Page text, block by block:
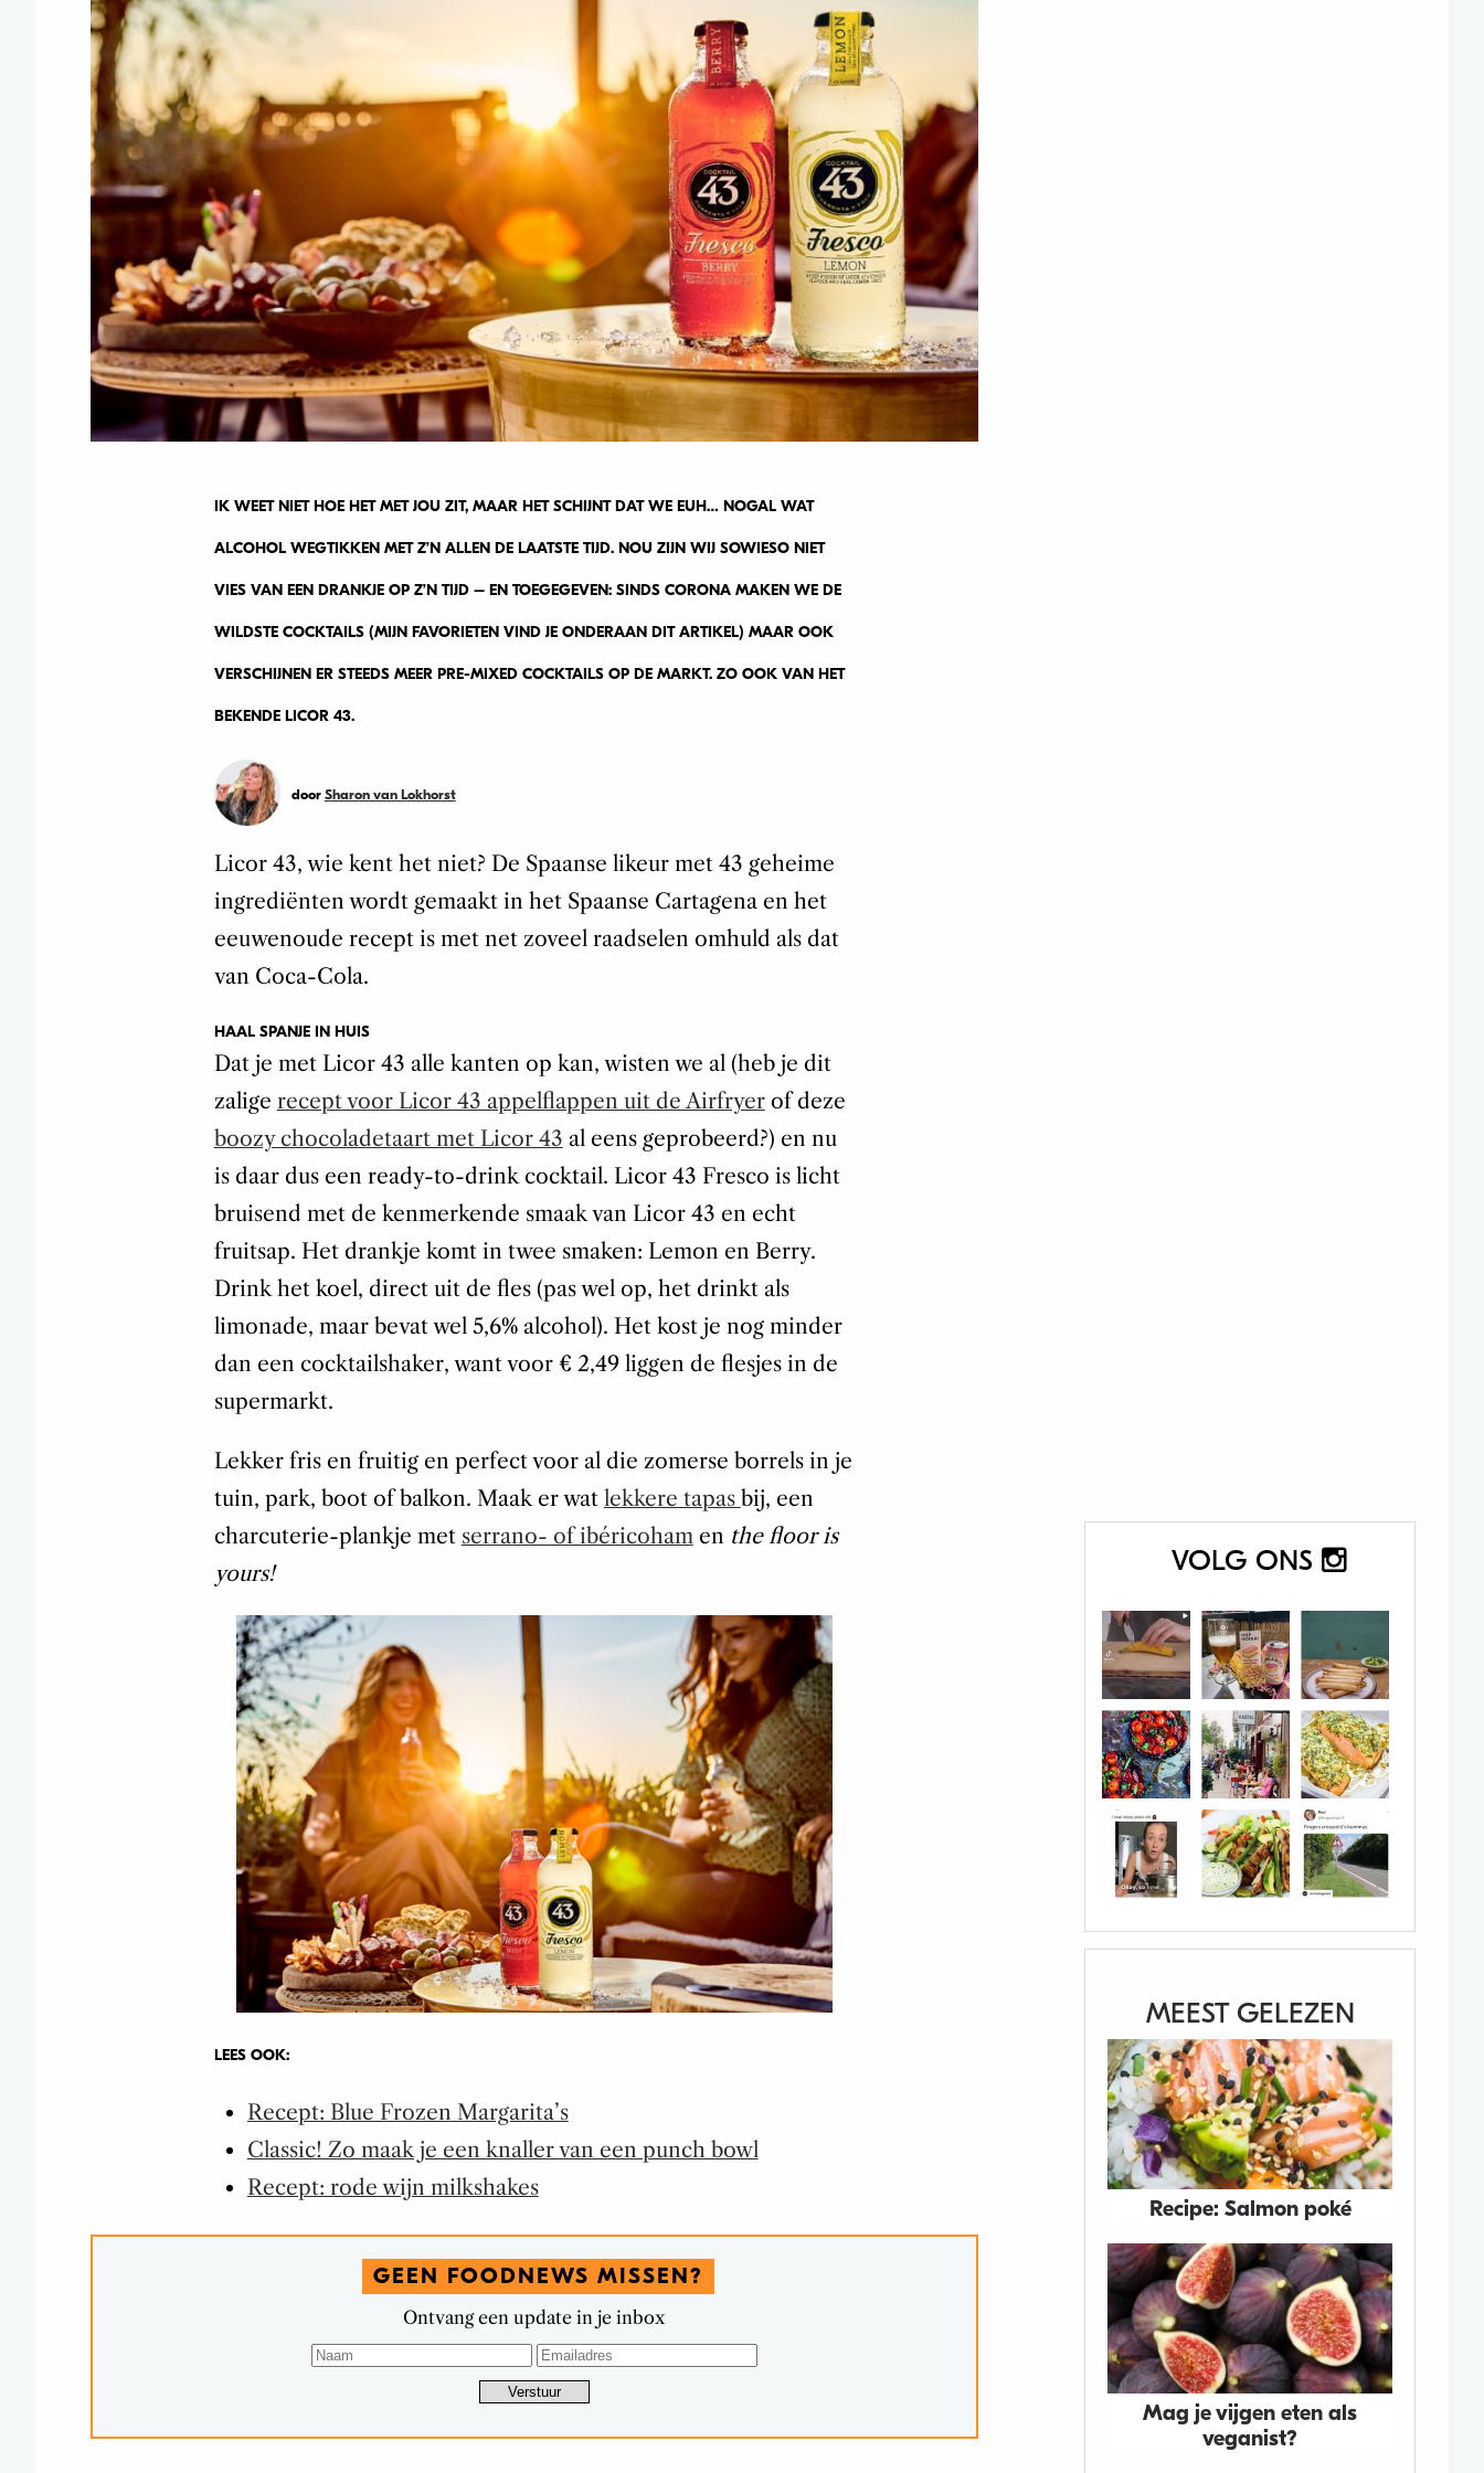
VOLG ONS
MEEST GELEZEN
Recipe: Salmon poké
Mag je vijgen eten als
veganist?
IK WEET NIET HOE HET MET JOU ZIT, MAAR HET SCHIJNT DAT WE EUH… NOGAL WAT
ALCOHOL WEGTIKKEN MET Z’N ALLEN DE LAATSTE TIJD. NOU ZIJN WIJ SOWIESO NIET
VIES VAN EEN DRANKJE OP Z’N TIJD – EN TOEGEGEVEN: SINDS CORONA MAKEN WE DE
WILDSTE COCKTAILS (MIJN FAVORIETEN VIND JE ONDERAAN DIT ARTIKEL) MAAR OOK
VERSCHIJNEN ER STEEDS MEER PRE-MIXED COCKTAILS OP DE MARKT. ZO OOK VAN HET
BEKENDE LICOR 43.
door Sharon van Lokhorst
Licor 43, wie kent het niet? De Spaanse likeur met 43 geheime
ingrediënten wordt gemaakt in het Spaanse Cartagena en het
eeuwenoude recept is met net zoveel raadselen omhuld als dat
van Coca-Cola.
HAAL SPANJE IN HUIS
Dat je met Licor 43 alle kanten op kan, wisten we al (heb je dit
zalige recept voor Licor 43 appelflappen uit de Airfryerof deze
boozy chocoladetaart met Licor 43 al eens geprobeerd?) en nu
is daar dus een ready-to-drink cocktail. Licor 43 Fresco is licht
bruisend met de kenmerkende smaak van Licor 43 en echt
fruitsap. Het drankje komt in twee smaken: Lemon en Berry.
Drink het koel, direct uit de fles (pas wel op, het drinkt als
limonade, maar bevat wel 5,6% alcohol). Het kost je nog minder
dan een cocktailshaker, want voor € 2,49 liggen de flesjes in de
supermarkt.
Lekker fris en fruitig en perfect voor al die zomerse borrels in je
tuin, park, boot of balkon. Maak er wat lekkere tapas bij, een
charcuterie-plankje met serrano- of ibéricohamen the floor is
yours!
LEES OOK:
Recept: Blue Frozen Margarita’s
Classic! Zo maak je een knaller van een punch bowl
Recept: rode wijn milkshakes
GEEN FOODNEWS MISSEN?
Ontvang een update in je inbox